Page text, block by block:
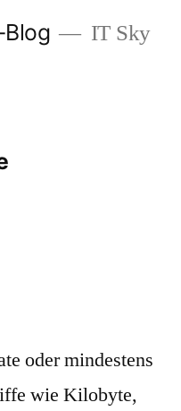
IT Sky
oder mindestens
wie Kilobyte,